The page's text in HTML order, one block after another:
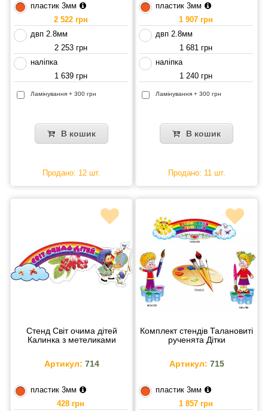
пластик 3мм
2 522 грн
двп 2.8мм
2 253 грн
наліпка
1 639 грн
Ламінування + 300 грн
В кошик
Продано: 12 шт.
пластик 3мм
1 907 грн
двп 2.8мм
1 681 грн
наліпка
1 240 грн
Ламінування + 300 грн
В кошик
Продано: 11 шт.
Стенд Світ очима дітей
Калинка з метеликами
Артикул: 714
пластик 3мм
428 грн
Комплект стендів Талановиті
рученята Дітки
Артикул: 715
пластик 3мм
1 857 грн